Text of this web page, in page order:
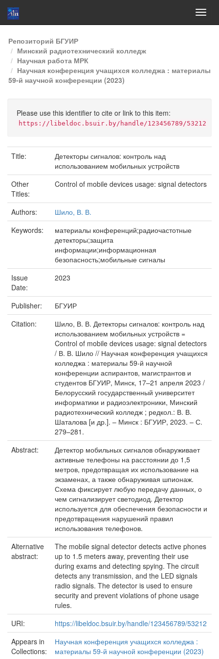
Skip
navigation
Репозиторий БГУИР
Минский радиотехнический колледж
Научная работа МРК
Научная конференция учащихся колледжа : материалы
59-й научной конференции (2023)
Please use this identifier to cite or link to this item:
https://libeldoc.bsuir.by/handle/123456789/53212
Title:
Детекторы сигналов: контроль над
использованием мобильных устройств
Other
Titles:
Control of mobile devices usage: signal detectors
Authors:
Шило, В. В.
Keywords:
материалы конференций;радиочастотные
детекторы;защита
информации;информационная
безопасность;мобильные сигналы
Issue
Date:
2023
Publisher:
БГУИР
Citation:
Шило, В. В. Детекторы сигналов: контроль над
использованием мобильных устройств =
Control of mobile devices usage: signal detectors
/ В. В. Шило // Научная конференция учащихся
колледжа : материалы 59-й научной
конференции аспирантов, магистрантов и
студентов БГУИР, Минск, 17–21 апреля 2023 /
Белорусский государственный университет
информатики и радиоэлектроники, Минский
радиотехнический колледж ; редкол.: В. В.
Шаталова [и др.]. – Минск : БГУИР, 2023. – С.
279–281.
Abstract:
Детектор мобильных сигналов обнаруживает
активные телефоны на расстоянии до 1,5
метров, предотвращая их использование на
экзаменах, а также обнаруживая шпионаж.
Схема фиксирует любую передачу данных, о
чем сигнализирует светодиод. Детектор
используется для обеспечения безопасности и
предотвращения нарушений правил
использования телефонов.
Alternative
abstract:
The mobile signal detector detects active phones
up to 1.5 meters away, preventing their use
during exams and detecting spying. The circuit
detects any transmission, and the LED signals
radio signals. The detector is used to ensure
security and prevent violations of phone usage
rules.
URI:
https://libeldoc.bsuir.by/handle/123456789/53212
Appears in
Collections:
Научная конференция учащихся колледжа :
материалы 59-й научной конференции (2023)